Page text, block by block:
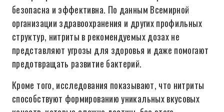
безопасна и эффективна. По данным Всемирной
организации здравоохранения и других профильных
структур, нитриты в рекомендуемых дозах не
представляют угрозы для здоровья и даже помогают
предотвращать развитие бактерий.
Кроме того, исследования показывают, что нитриты
способствуют формированию уникальных вкусовых